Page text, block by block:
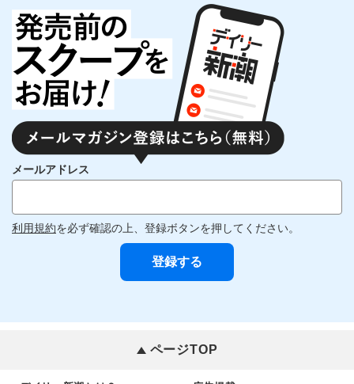
メールアドレス
利用規約を必ず確認の上、登録ボタンを押してください。
ページTOP